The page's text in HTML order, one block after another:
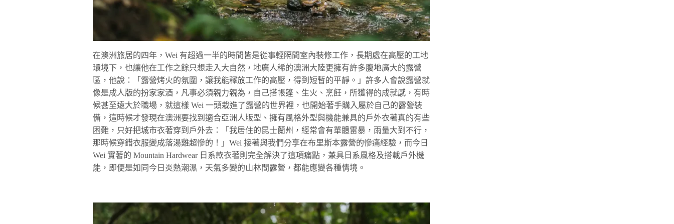
在澳洲旅居的四年，Wei 有超過一半的時間皆是從事輕隔間室內裝修工作，長期處在高壓的工地
環境下，也讓他在工作之餘只想走入大自然，地廣人稀的澳洲大陸更擁有許多腹地廣大的露營
區，他說：「露營烤火的氛圍，讓我能釋放工作的高壓，得到短暫的平靜。」許多人會說露營就
像是成人版的扮家家酒，凡事必須親力親為，自己搭帳篷、生火、烹飪，所獲得的成就感，有時
候甚至遠大於職場，就這樣 Wei 一頭栽進了露營的世界裡，也開始著手購入屬於自己的露營裝
備，這時候才發現在澳洲要找到適合亞洲人版型、擁有風格外型與機能兼具的戶外衣著真的有些
困難，只好把城市衣著穿到戶外去：「我居住的昆士蘭州，經常會有單體雷暴，雨量大到不行，
那時候穿錯衣服變成落湯雞超慘的！」Wei 接著與我們分享在布里斯本露營的慘痛經驗，而今日
Wei 實著的 Mountain Hardwear 日系款衣著則完全解決了這項痛點，兼具日系風格及搭載戶外機
能，即便是如同今日炎熱潮濕，天氣多變的山林間露營，都能應變各種情境。